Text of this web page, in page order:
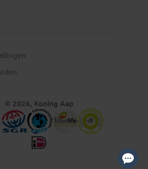
© 2026, Koning Aap